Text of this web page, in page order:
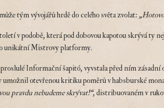
tým vývojářů hrdě do celého světa zvolat:
v podobě, která pod dobovou kapotou skrývá ty
unikátní Mistrovy platformy.
Informační šapitó, vyvstala před ním
otevřenou kritiku poměrů v habsburské
pravdu nebudeme skrývat!“, distribuovaném v